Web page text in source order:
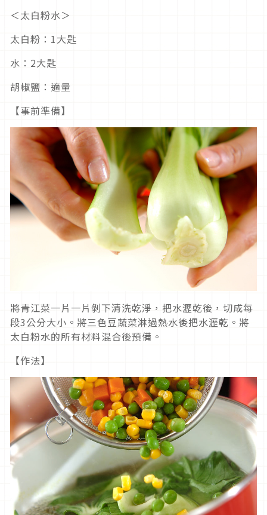
＜太白粉水＞
太白粉：1大匙
水：2大匙
胡椒鹽：適量
【事前準備】
將青江菜一片一片剝下清洗乾淨，把水瀝乾後，切成每
段3公分大小。將三色豆蔬菜淋過熱水後把水瀝乾。將
太白粉水的所有材料混合後預備。
【作法】